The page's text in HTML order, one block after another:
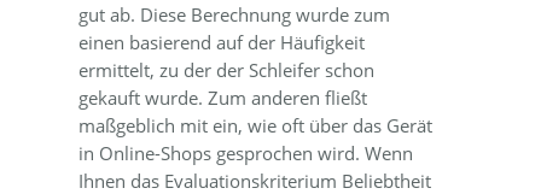
gut ab. Diese Berechnung wurde zum
einen basierend auf der Häufigkeit
ermittelt, zu der der Schleifer schon
gekauft wurde. Zum anderen fließt
maßgeblich mit ein, wie oft über das Gerät
in Online-Shops gesprochen wird. Wenn
Ihnen das Evaluationskriterium Beliebtheit